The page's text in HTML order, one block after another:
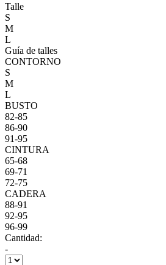
Talle
S
M
L
Guía de talles
CONTORNO
S
M
L
BUSTO
82-85
86-90
91-95
CINTURA
65-68
69-71
72-75
CADERA
88-91
92-95
96-99
Cantidad:
-